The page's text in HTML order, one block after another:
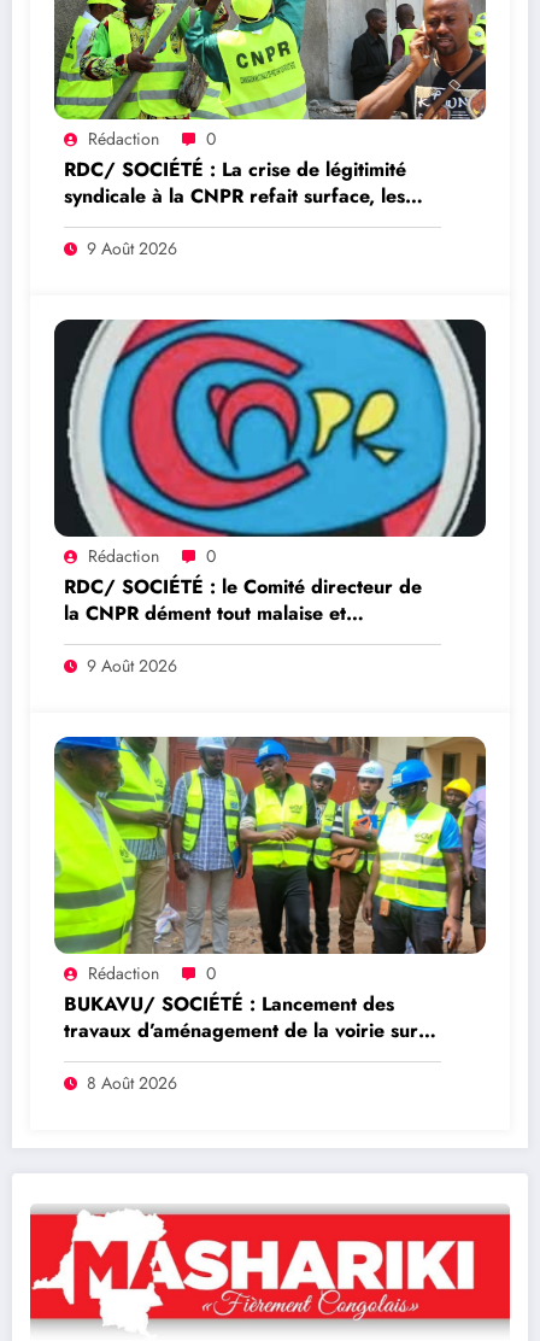
Rédaction 0
RDC/ SOCIÉTÉ : La crise de légitimité
syndicale à la CNPR refait surface, les
comités de base réclament de nouvelles
élections
9 Août 2026
Rédaction 0
RDC/ SOCIÉTÉ : le Comité directeur de
la CNPR dément tout malaise et
s’explique sur la crise autour de la
délégation syndicale
9 Août 2026
Rédaction 0
BUKAVU/ SOCIÉTÉ : Lancement des
travaux d’aménagement de la voirie sur
l’avenue Nyofu 1: l’entreprise Group
Mushegera Services exécutera 1200
8 Août 2026